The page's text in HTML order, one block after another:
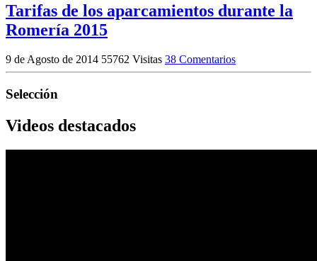
Tarifas de los aparcamientos durante la
Romería 2015
9 de Agosto de 2014 55762 Visitas 38 Comentarios
Selección
Videos destacados